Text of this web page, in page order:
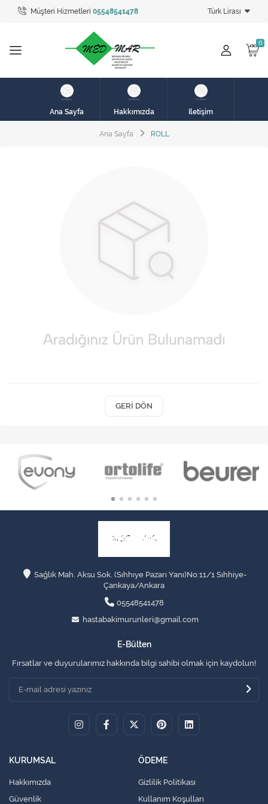
Müşteri Hizmetleri 05548541478 Türk Lirası
Tüm Kategoriler
hasta karyolası
HASTA KARYOLASI
SOLUNUM CİHAZLARI
TANSİYON ALETLERİ
TEKERLEKLİ SANDALYE
VARİS ÇORAPLARI
Ana Sayfa Hakkımızda İletişim
Ana Sayfa ROLL
GERI DÖN
Sağlık Mah. Aksu Sok. (Sıhhıye Pazarı Yanı)No:11/1 Sıhhiye-
Çankaya/Ankara
05548541478
hastabakimurunleri@gmail.com
E-Bülten
Fırsatlar ve duyurularımız hakkında bilgi sahibi olmak için kaydolun!
KURUMSAL
Hakkımızda
Güvenlik
ÖDEME
Gizlilik Politikası
Kullanım Koşulları